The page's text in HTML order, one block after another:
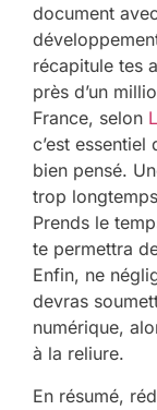
document
récapitule tes
près d’un
France, selon
c’est
bien pensé.
trop
Prends le
te permettra
Enfin, ne
devras
numérique,
à la reliure.
En résumé,